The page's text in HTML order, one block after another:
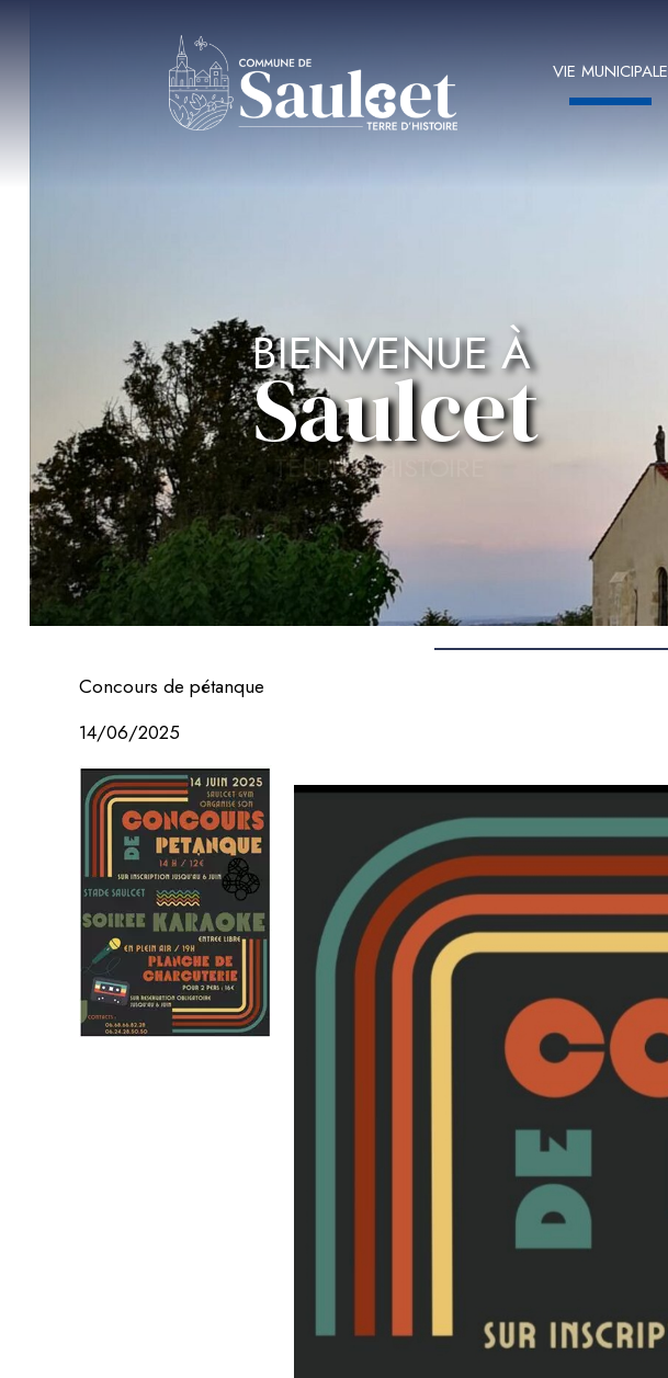
VIE MUNICIPALE
BIENVENUE À
Saulcet
TERRE D'HISTOIRE
Concours de pétanque
14/06/2025